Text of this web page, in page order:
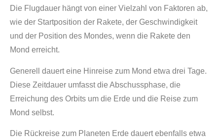
Die Flugdauer hängt von einer Vielzahl von Faktoren ab,
wie der Startposition der Rakete, der Geschwindigkeit
und der Position des Mondes, wenn die Rakete den
Mond erreicht.
Generell dauert eine Hinreise zum Mond etwa drei Tage.
Diese Zeitdauer umfasst die Abschussphase, die
Erreichung des Orbits um die Erde und die Reise zum
Mond selbst.
Die Rückreise zum Planeten Erde dauert ebenfalls etwa